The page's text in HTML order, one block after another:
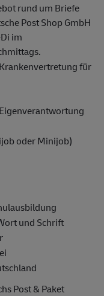
rund um Briefe
Post Shop GmbH
im
für
oder Minijob)
und Schrift
Post & Paket